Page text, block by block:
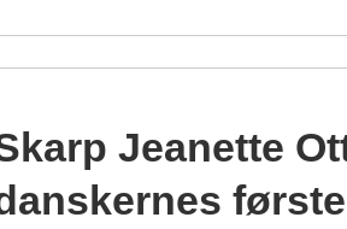
Jeanette